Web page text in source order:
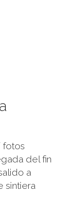
fotos
del fin
a
sintiera